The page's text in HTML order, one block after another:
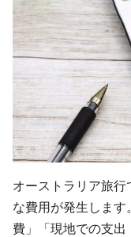
オーストラリア旅行
な費用が発生しま
費」「現地での支